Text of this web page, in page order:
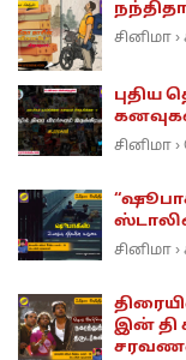
சினிமா ›
புதிய
சினிமா ›
சினிமா ›
இன் தி